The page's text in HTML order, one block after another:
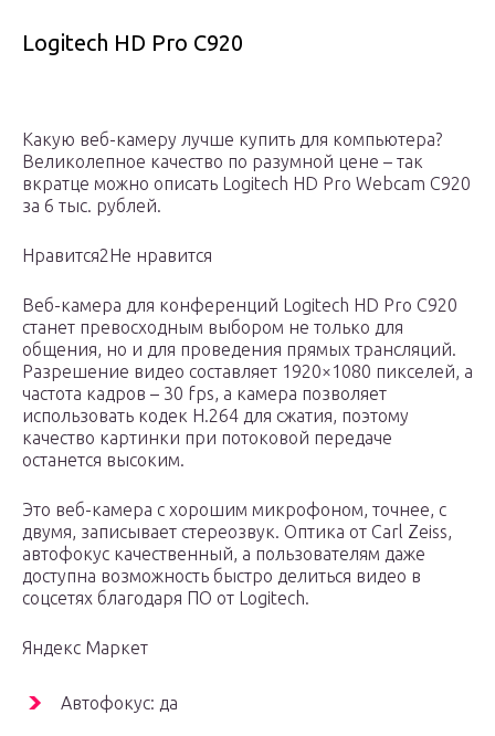
Logitech HD Pro C920
Какую веб-камеру лучше купить для компьютера?
Великолепное качество по разумной цене – так
вкратце можно описать Logitech HD Pro Webcam C920
за 6 тыс. рублей.
Нравится2Не нравится
Веб-камера для конференций Logitech HD Pro C920
станет превосходным выбором не только для
общения, но и для проведения прямых трансляций.
Разрешение видео составляет 1920×1080 пикселей, а
частота кадров – 30 fps, а камера позволяет
использовать кодек H.264 для сжатия, поэтому
качество картинки при потоковой передаче
останется высоким.
Это веб-камера с хорошим микрофоном, точнее, с
двумя, записывает стереозвук. Оптика от Carl Zeiss,
автофокус качественный, а пользователям даже
доступна возможность быстро делиться видео в
соцсетях благодаря ПО от Logitech.
Яндекс Маркет
Автофокус: да